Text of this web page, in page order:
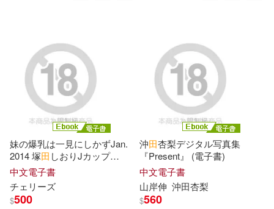
曹林娣(25)
解禁お宝プレミアム(25)
Amamiya Keiri(24)
MACプラス(24)
重慶大學出版社(91)
湖北科學技術出版社(90)
中國計量出版社(88)
中華書局(87)
河南科學技術出版社(87)
妹の爆乳は一見にしかずJan.
2014 塚田 しおりJカップ
111cm Complete版 (電子書)
中文電子書
チェリーズ
$500
沖田杏梨デジタル写真集
『Present』 (電子書)
中文電子書
山岸伸 沖田杏梨
$560